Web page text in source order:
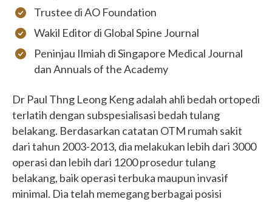
Trustee di AO Foundation
Wakil Editor di Global Spine Journal
Peninjau Ilmiah di Singapore Medical Journal
dan Annuals of the Academy
Dr Paul Thng Leong Keng adalah ahli bedah ortopedi
terlatih dengan subspesialisasi bedah tulang
belakang. Berdasarkan catatan OTM rumah sakit
dari tahun 2003-2013, dia melakukan lebih dari 3000
operasi dan lebih dari 1200 prosedur tulang
belakang, baik operasi terbuka maupun invasif
minimal. Dia telah memegang berbagai posisi